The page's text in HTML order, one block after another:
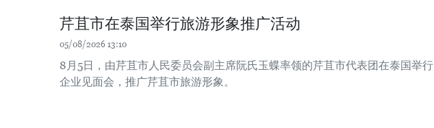
芹苴市在泰国举行旅游形象推广活动
05/08/2026 13:10
8月5日，由芹苴市人民委员会副主席阮氏玉蝶率领的芹苴市代表团在泰国举行
企业见面会，推广芹苴市旅游形象。